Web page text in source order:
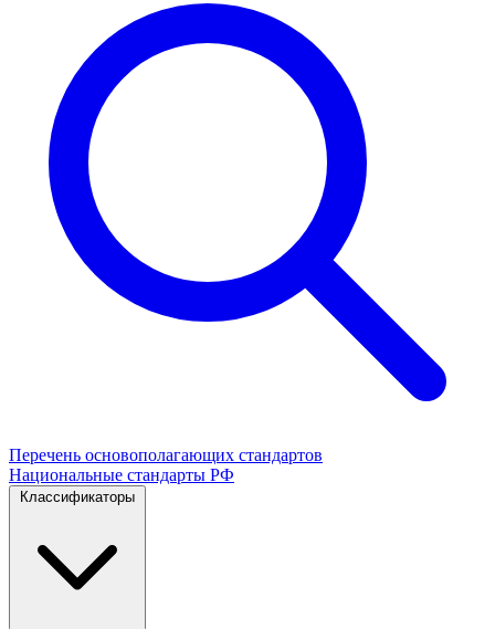
Перечень основополагающих стандартов
Национальные стандарты РФ
Классификаторы